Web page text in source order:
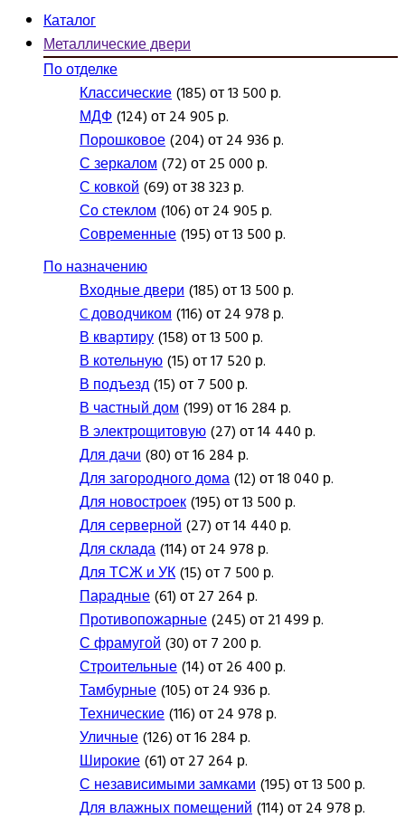
Каталог
Металлические двери
По отделке
Классические(185) от 13 500 р.
МДФ(124) от 24 905 р.
Порошковое(204) от 24 936 р.
С зеркалом(72) от 25 000 р.
С ковкой(69) от 38 323 р.
Со стеклом(106) от 24 905 р.
Современные(195) от 13 500 р.
По назначению
Входные двери(185) от 13 500 р.
C доводчиком(116) от 24 978 р.
В квартиру(158) от 13 500 р.
В котельную(15) от 17 520 р.
В подъезд(15) от 7 500 р.
В частный дом(199) от 16 284 р.
В электрощитовую(27) от 14 440 р.
Для дачи(80) от 16 284 р.
Для загородного дома(12) от 18 040 р.
Для новостроек(195) от 13 500 р.
Для серверной(27) от 14 440 р.
Для склада(114) от 24 978 р.
Для ТСЖ и УК(15) от 7 500 р.
Парадные(61) от 27 264 р.
Противопожарные(245) от 21 499 р.
С фрамугой(30) от 7 200 р.
Строительные(14) от 26 400 р.
Тамбурные(105) от 24 936 р.
Технические(116) от 24 978 р.
Уличные(126) от 16 284 р.
Широкие(61) от 27 264 р.
С независимыми замками(195) от 13 500 р.
Для влажных помещений(114) от 24 978 р.